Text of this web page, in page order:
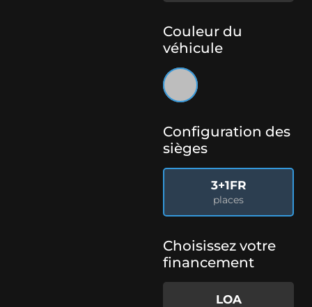
Couleur du
véhicule
Configuration des
sièges
3+1FR
places
Choisissez votre
financement
LOA